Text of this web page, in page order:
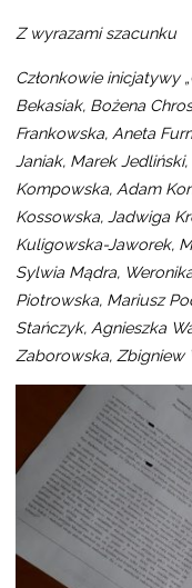
Z wyrazami szacunku
Członkowie inicjatywy
Bekasiak, Bożena
Frankowska, Aneta
Janiak, Marek
Kompowska, Adam
Kossowska, Jadwiga
Kuligowska-Jaworek,
Sylwia Mądra,
Piotrowska, Mariusz
Stańczyk, Agnieszka
Zaborowska, Zbigniew